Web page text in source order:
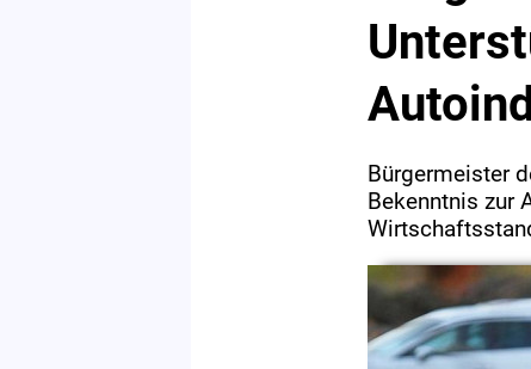
Bürgermeister
Bekenntnis zur